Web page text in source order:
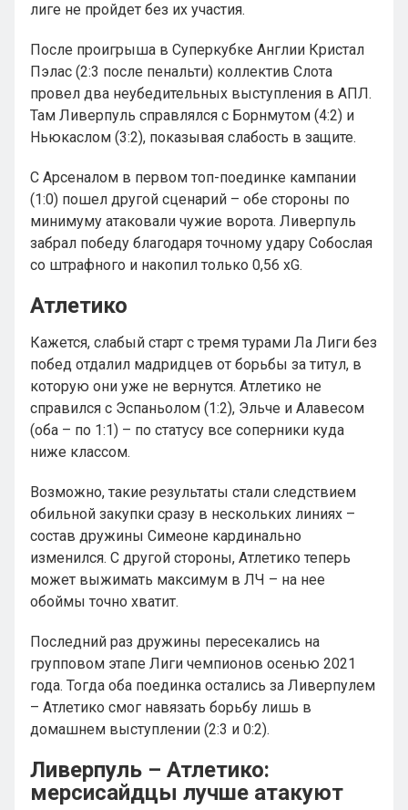
лиге не пройдет без их участия.
После проигрыша в Суперкубке Англии Кристал
Пэлас (2:3 после пенальти) коллектив Слота
провел два неубедительных выступления в АПЛ.
Там Ливерпуль справлялся с Борнмутом (4:2) и
Ньюкаслом (3:2), показывая слабость в защите.
С Арсеналом в первом топ-поединке кампании
(1:0) пошел другой сценарий – обе стороны по
минимуму атаковали чужие ворота. Ливерпуль
забрал победу благодаря точному удару Собослая
со штрафного и накопил только 0,56 xG.
Атлетико
Кажется, слабый старт с тремя турами Ла Лиги без
побед отдалил мадридцев от борьбы за титул, в
которую они уже не вернутся. Атлетико не
справился с Эспаньолом (1:2), Эльче и Алавесом
(оба – по 1:1) – по статусу все соперники куда
ниже классом.
Возможно, такие результаты стали следствием
обильной закупки сразу в нескольких линиях –
состав дружины Симеоне кардинально
изменился. С другой стороны, Атлетико теперь
может выжимать максимум в ЛЧ – на нее
обоймы точно хватит.
Последний раз дружины пересекались на
групповом этапе Лиги чемпионов осенью 2021
года. Тогда оба поединка остались за Ливерпулем
– Атлетико смог навязать борьбу лишь в
домашнем выступлении (2:3 и 0:2).
Ливерпуль – Атлетико:
мерсисайдцы лучше атакуют